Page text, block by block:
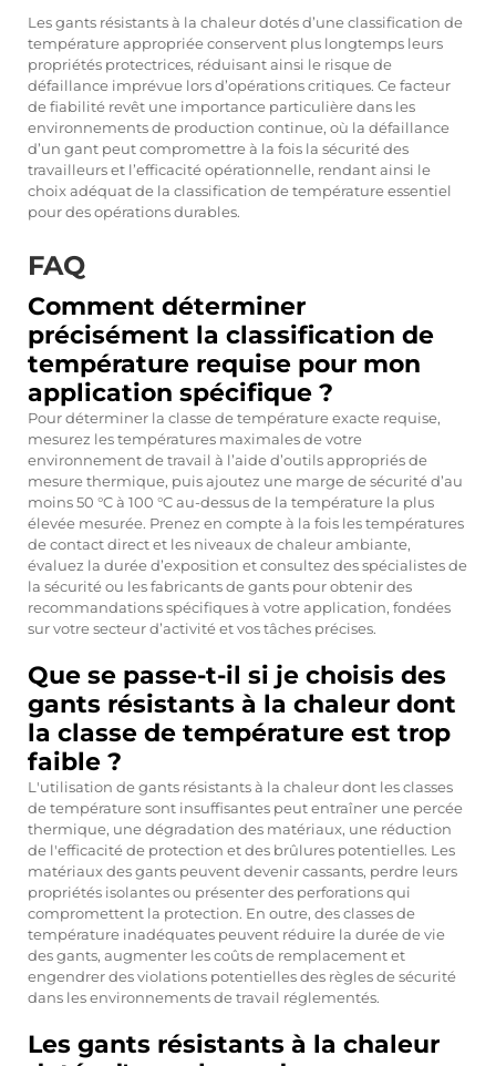
Les gants résistants à la chaleur dotés d’une classification de
température appropriée conservent plus longtemps leurs
propriétés protectrices, réduisant ainsi le risque de
défaillance imprévue lors d’opérations critiques. Ce facteur
de fiabilité revêt une importance particulière dans les
environnements de production continue, où la défaillance
d’un gant peut compromettre à la fois la sécurité des
travailleurs et l’efficacité opérationnelle, rendant ainsi le
choix adéquat de la classification de température essentiel
pour des opérations durables.
FAQ
Comment déterminer
précisément la classification de
température requise pour mon
application spécifique ?
Pour déterminer la classe de température exacte requise,
mesurez les températures maximales de votre
environnement de travail à l’aide d’outils appropriés de
mesure thermique, puis ajoutez une marge de sécurité d’au
moins 50 °C à 100 °C au-dessus de la température la plus
élevée mesurée. Prenez en compte à la fois les températures
de contact direct et les niveaux de chaleur ambiante,
évaluez la durée d’exposition et consultez des spécialistes de
la sécurité ou les fabricants de gants pour obtenir des
recommandations spécifiques à votre application, fondées
sur votre secteur d’activité et vos tâches précises.
Que se passe-t-il si je choisis des
gants résistants à la chaleur dont
la classe de température est trop
faible ?
L'utilisation de gants résistants à la chaleur dont les classes
de température sont insuffisantes peut entraîner une percée
thermique, une dégradation des matériaux, une réduction
de l'efficacité de protection et des brûlures potentielles. Les
matériaux des gants peuvent devenir cassants, perdre leurs
propriétés isolantes ou présenter des perforations qui
compromettent la protection. En outre, des classes de
température inadéquates peuvent réduire la durée de vie
des gants, augmenter les coûts de remplacement et
engendrer des violations potentielles des règles de sécurité
dans les environnements de travail réglementés.
Les gants résistants à la chaleur